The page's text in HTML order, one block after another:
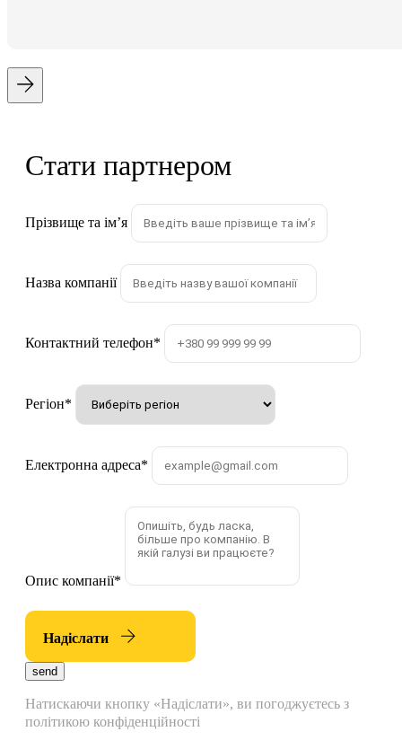
Стати партнером
Прізвище та імʼя
Назва компанії
Контактний телефон*
Регіон*
Електронна адреса*
Опис компанії*
Надіслати
send
Натискаючи кнопку «Надіслати», ви погоджуєтесь з
політикою конфіденційності